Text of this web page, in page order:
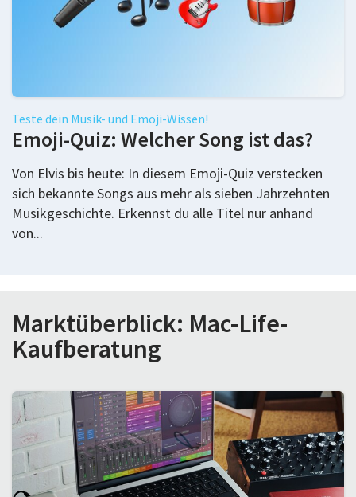
Teste dein Musik- und Emoji-Wissen!
Emoji-Quiz: Welcher Song ist das?
Von Elvis bis heute: In diesem Emoji-Quiz verstecken
sich bekannte Songs aus mehr als sieben Jahrzehnten
Musikgeschichte. Erkennst du alle Titel nur anhand
von...
Marktüberblick: Mac-Life-
Kaufberatung